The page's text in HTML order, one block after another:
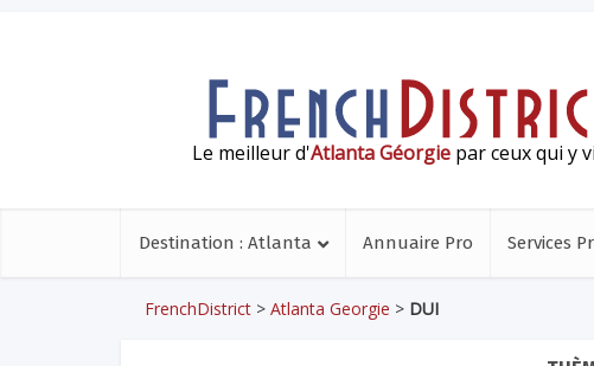
Le meilleur d'Atlanta Géorgie par ceux qui y
Destination : Atlanta Annuaire Pro Services
FrenchDistrict > Atlanta Georgie > DUI